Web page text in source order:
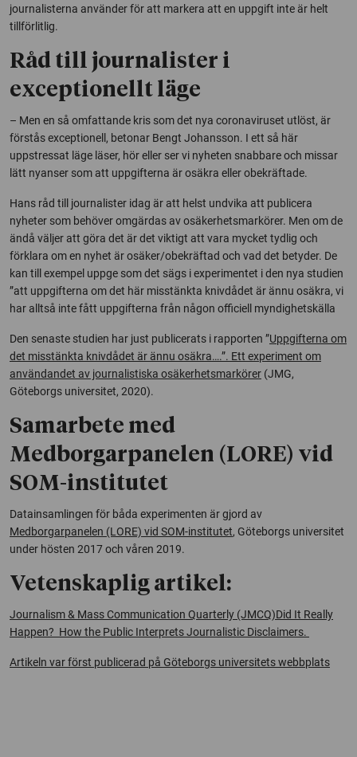
journalisterna använder för att markera att en uppgift inte är helt
tillförlitlig.
Råd till journalister i
exceptionellt läge
­– Men en så omfattande kris som det nya coronaviruset utlöst, är
förstås exceptionell, betonar Bengt Johansson. I ett så här
uppstressat läge läser, hör eller ser vi nyheten snabbare och missar
lätt nyanser som att uppgifterna är osäkra eller obekräftade.
Hans råd till journalister idag är att helst undvika att publicera
nyheter som behöver omgärdas av osäkerhetsmarkörer. Men om de
ändå väljer att göra det är det viktigt att vara mycket tydlig och
förklara om en nyhet är osäker/obekräftad och vad det betyder. De
kan till exempel uppge som det sägs i experimentet i den nya studien
”att uppgifterna om det här misstänkta knivdådet är ännu osäkra, vi
har alltså inte fått uppgifterna från någon officiell myndighetskälla
Den senaste studien har just publicerats i rapporten ”Uppgifterna om
det misstänkta knivdådet är ännu osäkra….”. Ett experiment om
användandet av journalistiska osäkerhetsmarkörer (JMG,
Göteborgs universitet, 2020).
Samarbete med
Medborgarpanelen (LORE) vid
SOM-institutet
Datainsamlingen för båda experimenten är gjord av
Medborgarpanelen (LORE) vid SOM-institutet, Göteborgs universitet
under hösten 2017 och våren 2019.
Vetenskaplig artikel:
Journalism & Mass Communication Quarterly (JMCQ)Did It Really
Happen? How the Public Interprets Journalistic Disclaimers.
Artikeln var först publicerad på Göteborgs universitets webbplats